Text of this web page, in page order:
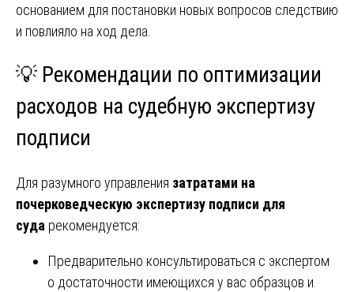
основанием для постановки новых вопросов следствию
и повлияло на ход дела.
💡 Рекомендации по оптимизации
расходов на судебную экспертизу
подписи
Для разумного управления затратами на
почерковедческую экспертизу подписи для
суда рекомендуется:
Предварительно консультироваться с экспертом
о достаточности имеющихся у вас образцов и